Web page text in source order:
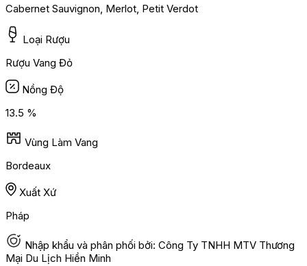
Cabernet Sauvignon, Merlot, Petit Verdot
Loại Rượu
Rượu Vang Đỏ
Nồng Độ
13.5 %
Vùng Làm Vang
Bordeaux
Xuất Xứ
Pháp
Nhập khẩu và phân phối bởi: Công Ty TNHH MTV Thương
Mại Du Lịch Hiền Minh